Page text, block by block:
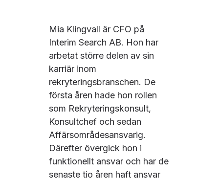
Mia Klingvall är CFO på
Interim Search AB. Hon har
arbetat större delen av sin
karriär inom
rekryteringsbranschen. De
första åren hade hon rollen
som Rekryteringskonsult,
Konsultchef och sedan
Affärsområdesansvarig.
Därefter övergick hon i
funktionellt ansvar och har de
senaste tio åren haft ansvar